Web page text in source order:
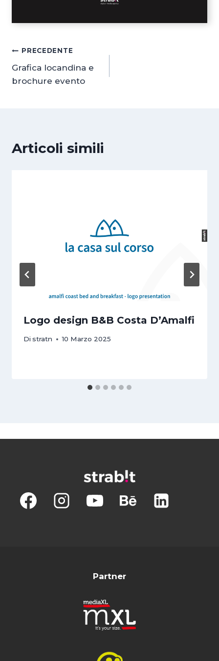
Navigazione
articoli
PRECEDENTE
Grafica locandina e
brochure evento
Articoli simili
Logo design B&B Costa D’Amalfi
Di stratn 10 Marzo 2025
Partner